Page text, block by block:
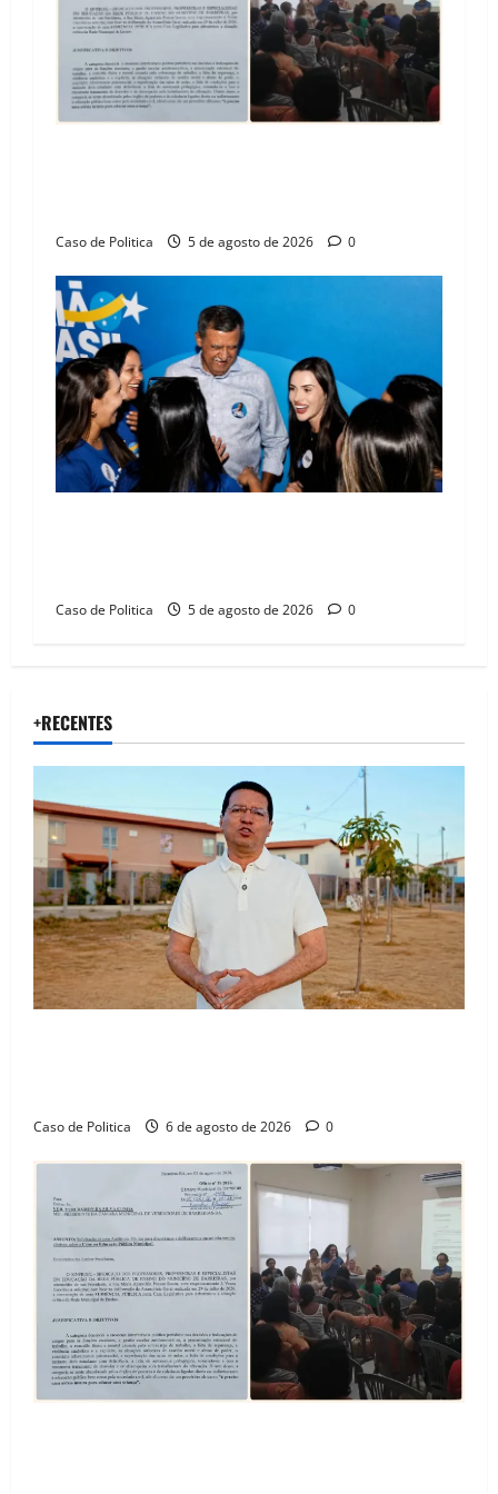
Caso de Politica 5 de agosto de 2026 0
Caso de Politica 5 de agosto de 2026 0
+RECENTES
Caso de Politica 6 de agosto de 2026 0